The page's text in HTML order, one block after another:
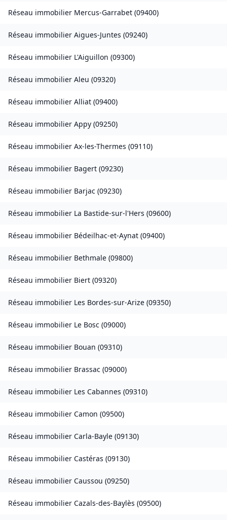
Réseau immobilier Mercus-Garrabet (09400)
Réseau immobilier Aigues-Juntes (09240)
Réseau immobilier L'Aiguillon (09300)
Réseau immobilier Aleu (09320)
Réseau immobilier Alliat (09400)
Réseau immobilier Appy (09250)
Réseau immobilier Ax-les-Thermes (09110)
Réseau immobilier Bagert (09230)
Réseau immobilier Barjac (09230)
Réseau immobilier La Bastide-sur-l'Hers (09600)
Réseau immobilier Bédeilhac-et-Aynat (09400)
Réseau immobilier Bethmale (09800)
Réseau immobilier Biert (09320)
Réseau immobilier Les Bordes-sur-Arize (09350)
Réseau immobilier Le Bosc (09000)
Réseau immobilier Bouan (09310)
Réseau immobilier Brassac (09000)
Réseau immobilier Les Cabannes (09310)
Réseau immobilier Camon (09500)
Réseau immobilier Carla-Bayle (09130)
Réseau immobilier Castéras (09130)
Réseau immobilier Caussou (09250)
Réseau immobilier Cazals-des-Baylès (09500)